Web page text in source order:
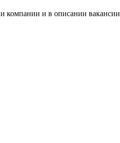
компании и в описании вакансии